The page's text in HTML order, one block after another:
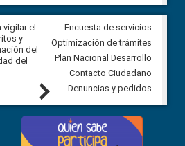
el
y
del
del
Veeduría Ciudadana para
construcción del asfaltado de
Ballenita del cantón Santa
7 agosto, 2026
Next
Encuesta de servicios
Optimización de trámites
Plan Nacional Desarrollo
Contacto Ciudadano
Denuncias y pedidos